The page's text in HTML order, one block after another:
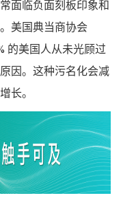
面临负面刻板印象和
美国典当商协会
的美国人从未光顾过
因。这种污名化会减
长。